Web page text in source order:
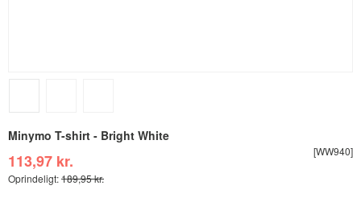
Minymo T-shirt - Bright White
[WW940]
113,97 kr.
Oprindeligt:189,95 kr.